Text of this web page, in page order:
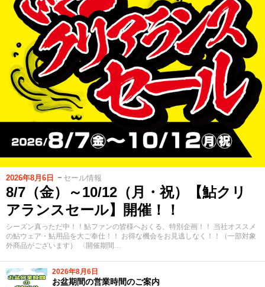
2026年8月6日 セール情報
8/7（金）～10/12（月・祝）【鮎クリ
アランスセール】開催！！
シーズン真っただ中！！鮎ファンの皆様へおくる、特別企画！！ 当社オススメ
の鮎ウェア・鮎用品を大ご奉仕！！ お得な機会をお見逃しなく！！（一部対象
外商品がございます） 〈開催期間…
2026年8月6日
お盆期間の営業時間のご案内